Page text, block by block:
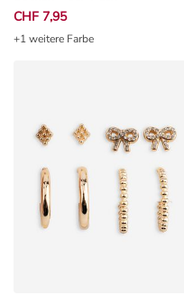
CHF 7,95
+1 weitere Farbe